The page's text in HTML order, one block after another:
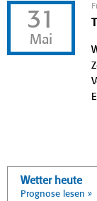
31
Mai
Wetter heute
Prognose lesen »